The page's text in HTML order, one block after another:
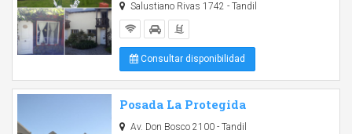
Salustiano Rivas 1742 - Tandil
Consultar disponibilidad
Posada La Protegida
Av. Don Bosco 2100 - Tandil